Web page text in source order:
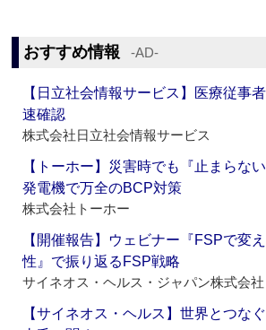
おすすめ情報 ‐AD‐
【日立社会情報サービス】医療従事
速確認
株式会社日立社会情報サービス
【トーホー】災害時でも『止まらな
発電機で万全のBCP対策
株式会社トーホー
【開催報告】ウェビナー『FSPで変
性』で振り返るFSP戦略
サイネオス・ヘルス・ジャパン株式会社
【サイネオス・ヘルス】世界とつ